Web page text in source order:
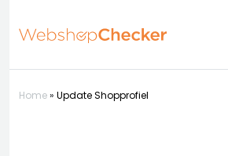
Home» Update Shopprofiel